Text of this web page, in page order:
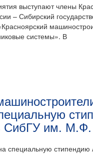
выступают члены
– Сибирский
системы». В
СибГУ им.
специальную